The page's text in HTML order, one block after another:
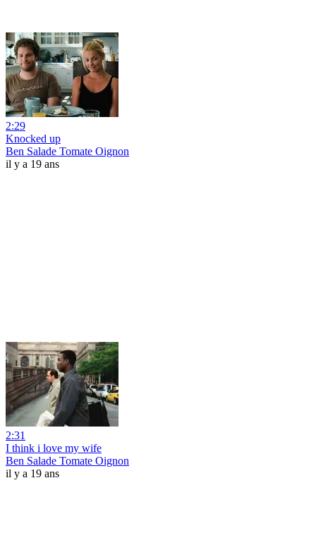
2:29
Knocked up
Ben Salade Tomate Oignon
il y a 19 ans
2:31
I think i love my wife
Ben Salade Tomate Oignon
il y a 19 ans